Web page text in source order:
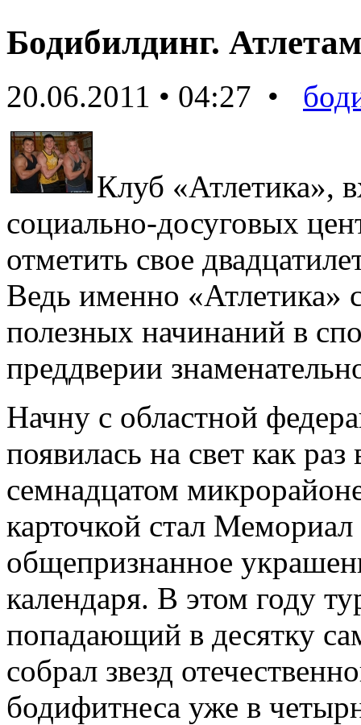
Бодибилдинг.
20.06.2011 • 04:27 •
Клуб «Атлетика»,
социально-досуговых
отметить свое
Ведь именно «Атлетика»
полезных начинаний в
преддверии
Начну с областной
появилась на свет как
семнадцатом
карточкой стал Мемориал
общепризнанное
календаря. В этом году
попадающий в десятку
собрал звезд
бодифитнеса уже в